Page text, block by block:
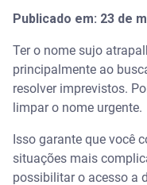
Publicado em: 23 de
Ter o nome sujo
principalmente ao
resolver imprevistos.
limpar o nome urgente.
Isso garante que você
situações mais
possibilitar o acesso a